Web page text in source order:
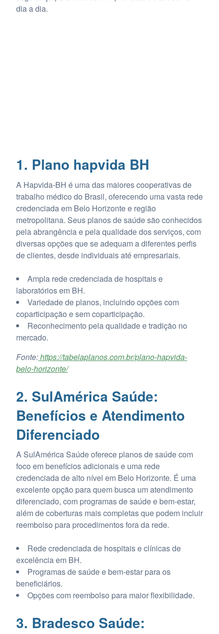
dia a dia.
1. Plano hapvida BH
A Hapvida-BH é uma das maiores cooperativas de
trabalho médico do Brasil, oferecendo uma vasta rede
credenciada em Belo Horizonte e região
metropolitana. Seus planos de saúde são conhecidos
pela abrangência e pela qualidade dos serviços, com
diversas opções que se adequam a diferentes perfis
de clientes, desde individuais até empresariais.
Ampla rede credenciada de hospitais e
laboratórios em BH.
Variedade de planos, incluindo opções com
coparticipação e sem coparticipação.
Reconhecimento pela qualidade e tradição no
mercado.
Fonte:https://tabelaplanos.com.br/plano-hapvida-
belo-horizonte/
2. SulAmérica Saúde:
Benefícios e Atendimento
Diferenciado
A SulAmérica Saúde oferece planos de saúde com
foco em benefícios adicionais e uma rede
credenciada de alto nível em Belo Horizonte. É uma
excelente opção para quem busca um atendimento
diferenciado, com programas de saúde e bem-estar,
além de coberturas mais completas que podem incluir
reembolso para procedimentos fora da rede.
Rede credenciada de hospitais e clínicas de
excelência em BH.
Programas de saúde e bem-estar para os
beneficiários.
Opções com reembolso para maior flexibilidade.
3. Bradesco Saúde: